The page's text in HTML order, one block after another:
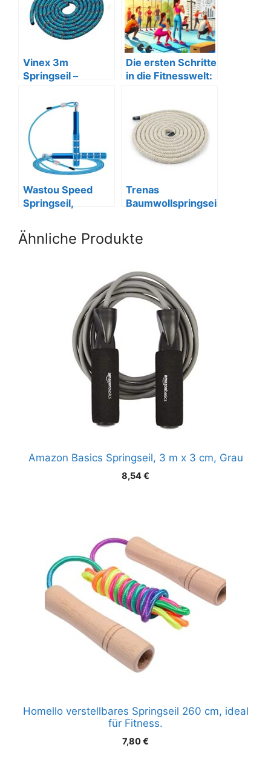
Vinex 3m
Springseil –
Die ersten Schritte
in die Fitnesswelt:
Wastou Speed
Springseil,
ganze Familie
Trenas
Baumwollspringsei
Ähnliche Produkte
Amazon Basics Springseil, 3 m x 3 cm, Grau
8,54€
Homello verstellbares Springseil 260 cm, ideal
für Fitness.
7,80€